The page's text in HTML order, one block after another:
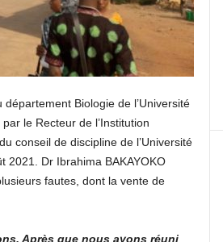
Biologie de l’Université
le Recteur de l’Institution
conseil de discipline de l’Université
2021. Dr Ibrahima BAKAYOKO
fautes, dont la vente de
Après que nous ayons réuni